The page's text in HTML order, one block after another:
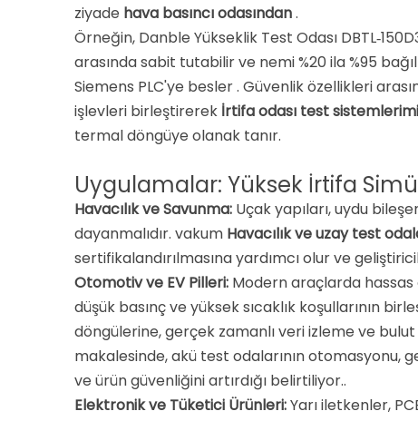
ziyade hava basıncı odasından.
Örneğin, Danble Yükseklik Test Odası
arasında sabit tutabilirve nemi %20 ila %95
Siemens PLC'ye besler. Güvenlik özellikleri
işlevleri birleştirerek İrtifa odası test
termal döngüye olanak tanır.
Uygulamalar: Yüksek İrtifa
Havacılık ve Savunma: Uçak yapıları, uydu
dayanmalıdır. vakum Havacılık ve uzay test
sertifikalandırılmasına yardımcı olurve
Otomotiv ve EV Pilleri: Modern araçlarda hassas
düşük basınç ve yüksek sıcaklık koşullarının
döngülerine, gerçek zamanlı veri izleme ve
makalesinde, akü test odalarının otomasyonu,
ve ürün güvenliğini artırdığı belirtiliyor..
Elektronik ve Tüketici Ürünleri:Yarı iletkenler,